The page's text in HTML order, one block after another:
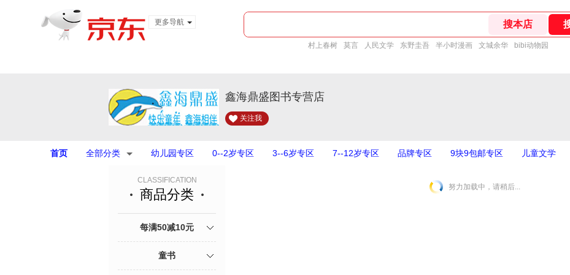
更多导航
村上春树 莫言 人民文学 东野圭吾 半小时漫画 文城余华 bibi动物园
鑫海鼎盛图书专营店
关注我
首页 全部分类 幼儿园专区 0--2岁专区 3--6岁专区 7--12岁专区 品牌专区 9块9包邮专区 儿童文学
CLASSIFICATION
商品分类
每满50减10元
童书
努力加载中，请稍后...